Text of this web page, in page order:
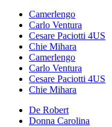
Camerlengo
Carlo Ventura
Cesare Paciotti 4US
Chie Mihara
Camerlengo
Carlo Ventura
Cesare Paciotti 4US
Chie Mihara
De Robert
Donna Carolina